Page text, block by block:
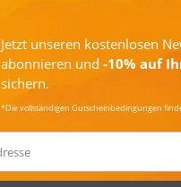
Jetzt unseren kostenlosen
abonnieren und -10% auf
sichern.
*Die vollständigen Gutscheinbedingungen